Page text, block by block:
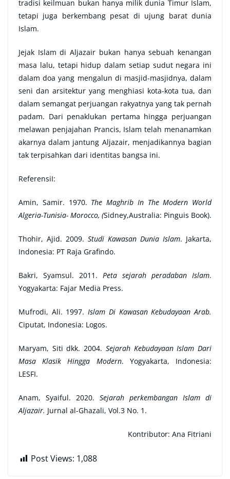
tradisi keilmuan bukan hanya milik dunia Timur Islam,
tetapi juga berkembang pesat di ujung barat dunia
Islam.
Jejak Islam di Aljazair bukan hanya sebuah kenangan
masa lalu, tetapi hidup dalam setiap sudut negara ini
dalam doa yang mengalun di masjid-masjidnya, dalam
seni dan arsitektur yang menghiasi kota-kota tua, dan
dalam semangat perjuangan rakyatnya yang tak pernah
padam. Dari penaklukan pertama hingga perjuangan
melawan penjajahan Prancis, Islam telah menanamkan
akarnya dalam jantung Aljazair, menjadikannya bagian
tak terpisahkan dari identitas bangsa ini.
ReferensiI:
Amin, Samir. 1970. The Maghrib In The Modern World
Algeria-Tunisia- Morocco, (Sidney,Australia: Pinguis Book).
Thohir, Ajid. 2009. Studi Kawasan Dunia Islam. Jakarta,
Indonesia: PT Raja Grafindo.
Bakri, Syamsul. 2011. Peta sejarah peradaban Islam.
Yogyakarta: Fajar Media Press.
Mufrodi, Ali. 1997.Islam Di Kawasan Kebudayaan Arab.
Ciputat, Indonesia: Logos.
Maryam, Siti dkk. 2004. Sejarah Kebudayaan Islam Dari
Masa Klasik Hingga Modern. Yogyakarta, Indonesia:
LESFI.
Anam, Syaiful. 2020. Sejarah perkembangan Islam di
Aljazair. Jurnal al-Ghazali, Vol.3 No. 1.
Kontributor: Ana Fitriani
Post Views: 1,088